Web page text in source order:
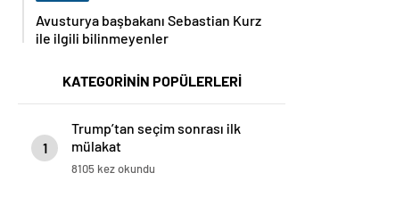
Avusturya başbakanı Sebastian Kurz
ile ilgili bilinmeyenler
KATEGORİNİN POPÜLERLERİ
1
Trump’tan seçim sonrası ilk
mülakat
8105 kez okundu